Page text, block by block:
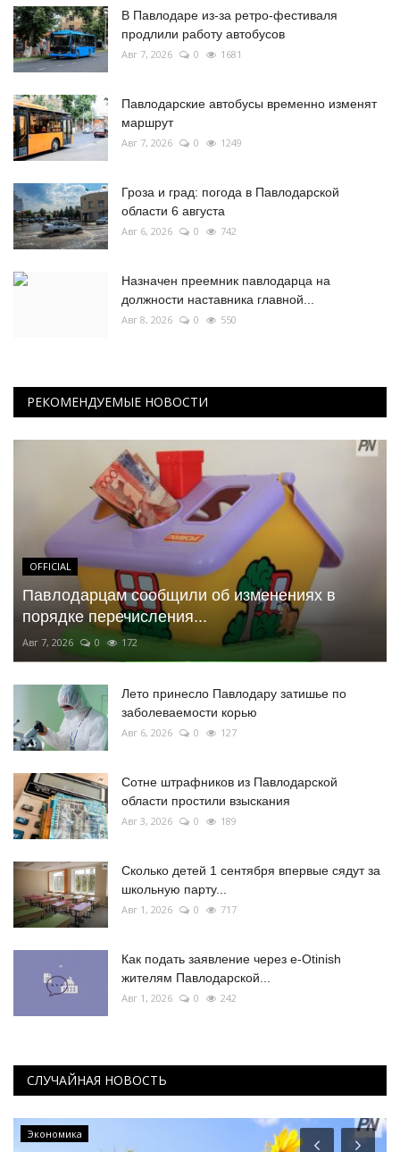
В Павлодаре из-за ретро-фестиваля
продлили работу автобусов
Авг 7, 2026 0 1681
Павлодарские автобусы временно изменят
маршрут
Авг 7, 2026 0 1249
Гроза и град: погода в Павлодарской
области 6 августа
Авг 6, 2026 0 742
Назначен преемник павлодарца на
должности наставника главной...
Авг 8, 2026 0 550
РЕКОМЕНДУЕМЫЕ НОВОСТИ
OFFICIAL
Павлодарцам сообщили об изменениях в
порядке перечисления...
Авг 7, 2026 0 172
Лето принесло Павлодару затишье по
заболеваемости корью
Авг 6, 2026 0 127
Сотне штрафников из Павлодарской
области простили взыскания
Авг 3, 2026 0 189
Сколько детей 1 сентября впервые сядут за
школьную парту...
Авг 1, 2026 0 717
Как подать заявление через e-Otinish
жителям Павлодарской...
Авг 1, 2026 0 242
СЛУЧАЙНАЯ НОВОСТЬ
Экономика